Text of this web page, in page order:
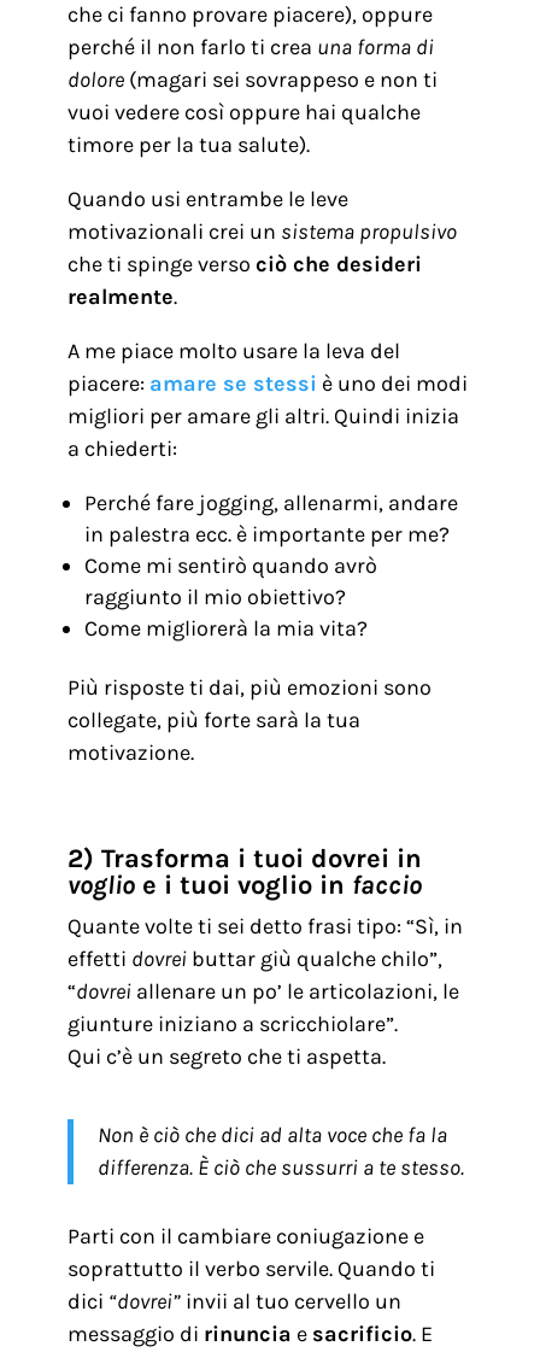
che ci fanno provare piacere), oppure
perché il non farlo ti crea una forma di
dolore (magari sei sovrappeso e non ti
vuoi vedere così oppure hai qualche
timore per la tua salute).
Quando usi entrambe le leve
motivazionali crei un sistema propulsivo
che ti spinge verso ciò che desideri
realmente.
A me piace molto usare la leva del
piacere: amare se stessi è uno dei modi
migliori per amare gli altri. Quindi inizia
a chiederti:
Perché fare jogging, allenarmi, andare
in palestra ecc. è importante per me?
Come mi sentirò quando avrò
raggiunto il mio obiettivo?
Come migliorerà la mia vita?
Più risposte ti dai, più emozioni sono
collegate, più forte sarà la tua
motivazione.
2) Trasforma i tuoi dovrei in
voglio e i tuoi voglio in faccio
Quante volte ti sei detto frasi tipo: “Sì, in
effetti dovrei buttar giù qualche chilo”,
“dovrei allenare un po’ le articolazioni, le
giunture iniziano a scricchiolare”.
Qui c’è un segreto che ti aspetta.
Non è ciò che dici ad alta voce che fa la
differenza. È ciò che sussurri a te stesso.
Parti con il cambiare coniugazione e
soprattutto il verbo servile. Quando ti
dici “dovrei” invii al tuo cervello un
messaggio di rinuncia e sacrificio. E